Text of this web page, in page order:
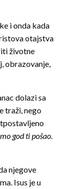
i onda kada
otajstva
životne
obrazovanje,
dolazi sa
traži, nego
god ti pošao.
njegove
Isus je u